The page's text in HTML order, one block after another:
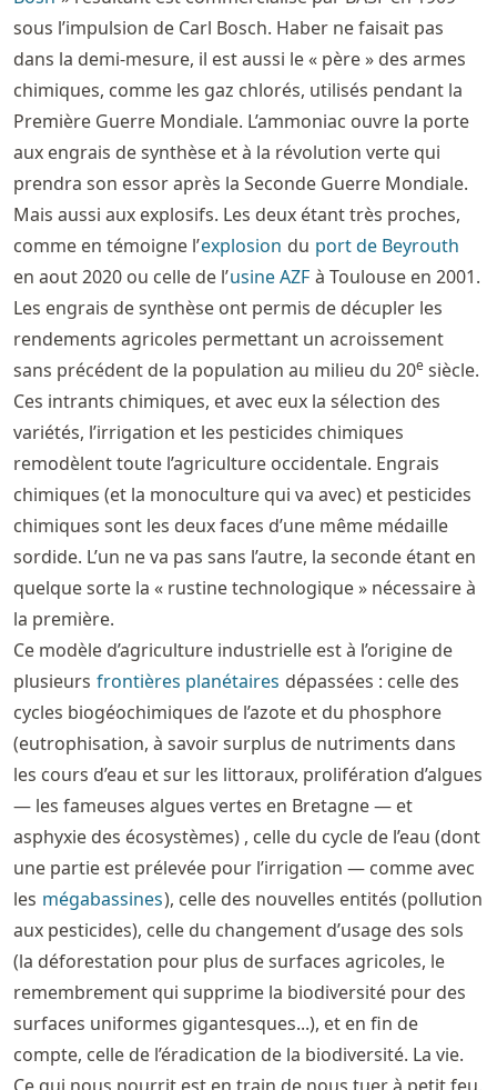
sous l’impulsion de Carl Bosch. Haber ne faisait pas
dans la demi-mesure, il est aussi le « père » des armes
chimiques, comme les gaz chlorés, utilisés pendant la
Première Guerre Mondiale. L’ammoniac ouvre la porte
aux engrais de synthèse et à la révolution verte qui
prendra son essor après la Seconde Guerre Mondiale.
Mais aussi aux explosifs. Les deux étant très proches,
comme en témoigne l’explosion du port de Beyrouth
en aout 2020 ou celle de l’usine AZF à Toulouse en 2001.
Les engrais de synthèse ont permis de décupler les
rendements agricoles permettant un acroissement
sans précédent de la population au milieu du 20e siècle.
Ces intrants chimiques, et avec eux la sélection des
variétés, l’irrigation et les pesticides chimiques
remodèlent toute l’agriculture occidentale. Engrais
chimiques (et la monoculture qui va avec) et pesticides
chimiques sont les deux faces d’une même médaille
sordide. L’un ne va pas sans l’autre, la seconde étant en
quelque sorte la « rustine technologique » nécessaire à
la première.
Ce modèle d’agriculture industrielle est à l’origine de
plusieurs frontières planétaires dépassées : celle des
cycles biogéochimiques de l’azote et du phosphore
(eutrophisation, à savoir surplus de nutriments dans
les cours d’eau et sur les littoraux, prolifération d’algues
— les fameuses algues vertes en Bretagne — et
asphyxie des écosystèmes) , celle du cycle de l’eau (dont
une partie est prélevée pour l’irrigation — comme avec
les mégabassines), celle des nouvelles entités (pollution
aux pesticides), celle du changement d’usage des sols
(la déforestation pour plus de surfaces agricoles, le
remembrement qui supprime la biodiversité pour des
surfaces uniformes gigantesques...), et en fin de
compte, celle de l’éradication de la biodiversité. La vie.